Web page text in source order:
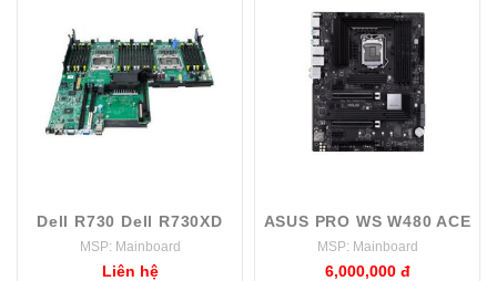
Dell R730 Dell R730XD
MSP: Mainboard
Liên hệ
ASUS PRO WS W480 ACE
MSP: Mainboard
6,000,000 đ